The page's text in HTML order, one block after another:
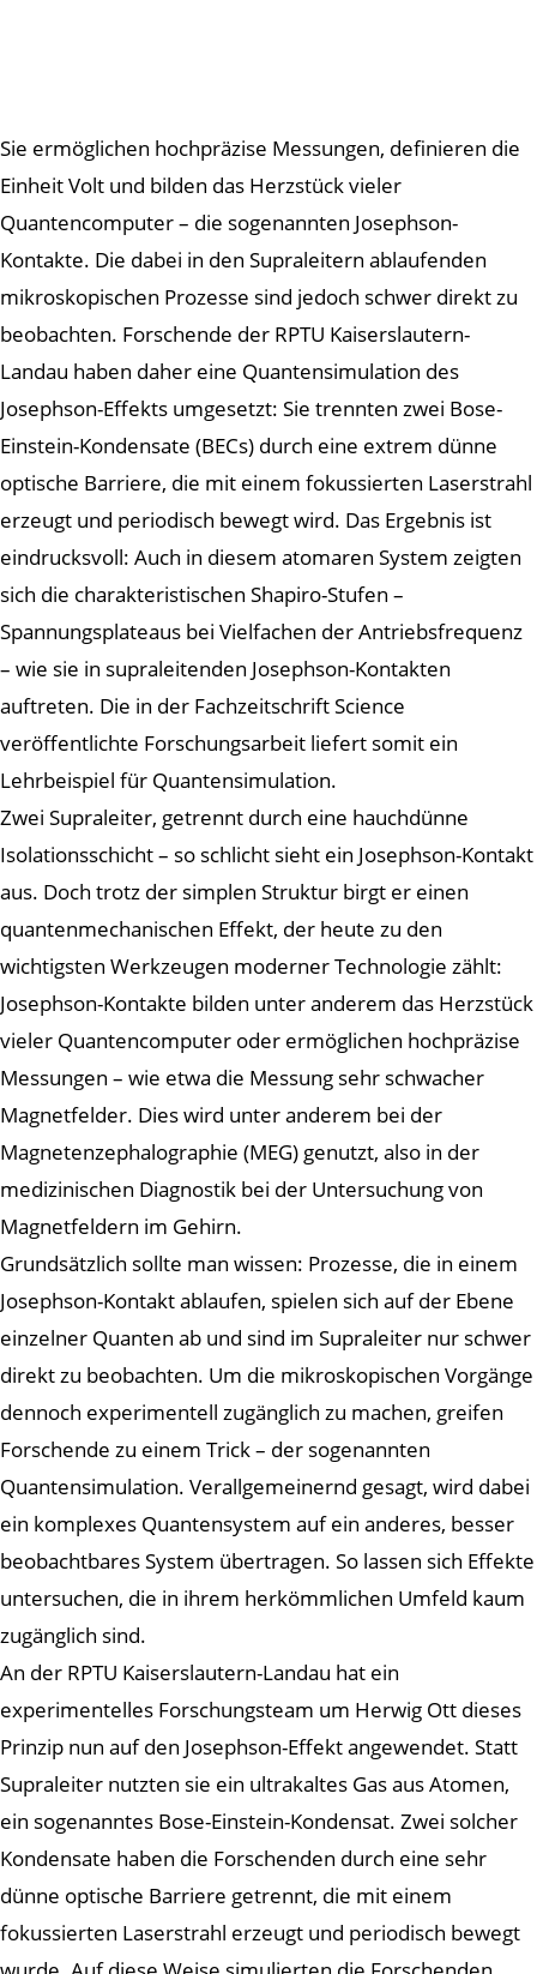
Sie ermöglichen hochpräzise Messungen, definieren die
Einheit Volt und bilden das Herzstück vieler
Quantencomputer – die sogenannten Josephson-
Kontakte. Die dabei in den Supraleitern ablaufenden
mikroskopischen Prozesse sind jedoch schwer direkt zu
beobachten. Forschende der RPTU Kaiserslautern-
Landau haben daher eine Quantensimulation des
Josephson-Effekts umgesetzt: Sie trennten zwei Bose-
Einstein-Kondensate (BECs) durch eine extrem dünne
optische Barriere, die mit einem fokussierten Laserstrahl
erzeugt und periodisch bewegt wird. Das Ergebnis ist
eindrucksvoll: Auch in diesem atomaren System zeigten
sich die charakteristischen Shapiro-Stufen –
Spannungsplateaus bei Vielfachen der Antriebsfrequenz
– wie sie in supraleitenden Josephson-Kontakten
auftreten. Die in der Fachzeitschrift Science
veröffentlichte Forschungsarbeit liefert somit ein
Lehrbeispiel für Quantensimulation.
Zwei Supraleiter, getrennt durch eine hauchdünne
Isolationsschicht – so schlicht sieht ein Josephson-Kontakt
aus. Doch trotz der simplen Struktur birgt er einen
quantenmechanischen Effekt, der heute zu den
wichtigsten Werkzeugen moderner Technologie zählt:
Josephson-Kontakte bilden unter anderem das Herzstück
vieler Quantencomputer oder ermöglichen hochpräzise
Messungen – wie etwa die Messung sehr schwacher
Magnetfelder. Dies wird unter anderem bei der
Magnetenzephalographie (MEG) genutzt, also in der
medizinischen Diagnostik bei der Untersuchung von
Magnetfeldern im Gehirn.
Grundsätzlich sollte man wissen: Prozesse, die in einem
Josephson-Kontakt ablaufen, spielen sich auf der Ebene
einzelner Quanten ab und sind im Supraleiter nur schwer
direkt zu beobachten. Um die mikroskopischen Vorgänge
dennoch experimentell zugänglich zu machen, greifen
Forschende zu einem Trick – der sogenannten
Quantensimulation. Verallgemeinernd gesagt, wird dabei
ein komplexes Quantensystem auf ein anderes, besser
beobachtbares System übertragen. So lassen sich Effekte
untersuchen, die in ihrem herkömmlichen Umfeld kaum
zugänglich sind.
An der RPTU Kaiserslautern-Landau hat ein
experimentelles Forschungsteam um Herwig Ott dieses
Prinzip nun auf den Josephson-Effekt angewendet. Statt
Supraleiter nutzten sie ein ultrakaltes Gas aus Atomen,
ein sogenanntes Bose-Einstein-Kondensat. Zwei solcher
Kondensate haben die Forschenden durch eine sehr
dünne optische Barriere getrennt, die mit einem
fokussierten Laserstrahl erzeugt und periodisch bewegt